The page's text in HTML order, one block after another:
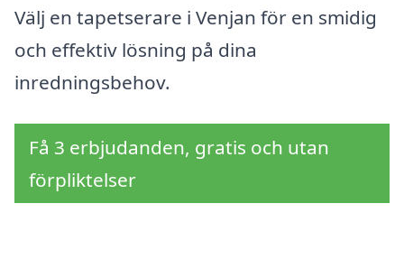
Välj en tapetserare i Venjan för en smidig
och effektiv lösning på dina
inredningsbehov.
Få 3 erbjudanden, gratis och utan
förpliktelser